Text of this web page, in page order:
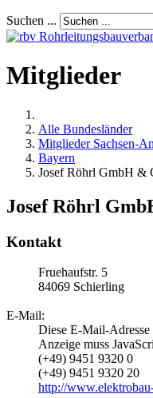
Suchen ...
Mitglieder
Alle Bundesländer
Mitglieder Sachsen-
Bayern
Josef Röhrl GmbH &
Josef Röhrl
Kontakt
Fruehaufstr. 5
84069 Schierling
E-Mail:
Diese E-Mail-
Anzeige muss
(+49) 9451 9320 0
(+49) 9451 9320 20
http://